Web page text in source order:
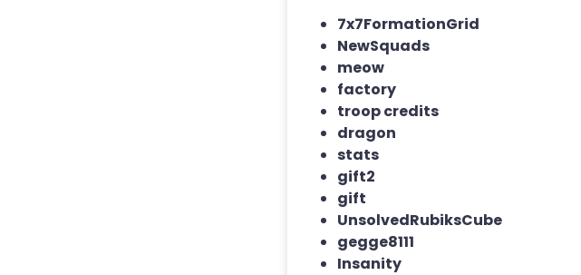
7x7FormationGrid
NewSquads
meow
factory
troop credits
dragon
stats
gift2
gift
UnsolvedRubiksCube
gegge8111
Insanity